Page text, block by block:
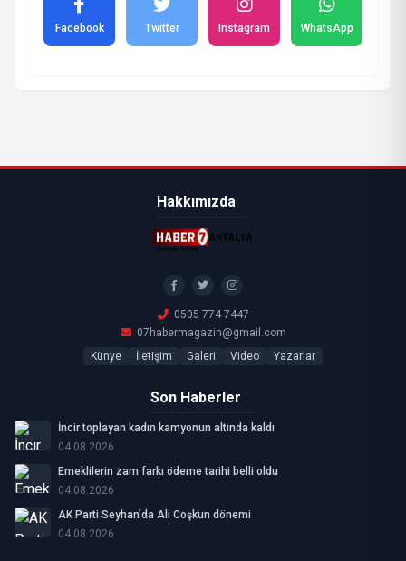
Facebook Twitter Instagram WhatsApp
Hakkımızda
0505 774 7447
07habermagazin@gmail.com
Künye
İletişim Galeri Video Yazarlar
Son Haberler
İncir toplayan kadın kamyonun altında kaldı
04.08.2026
Emeklilerin zam farkı ödeme tarihi belli oldu
04.08.2026
AK Parti Seyhan’da Ali Coşkun dönemi
04.08.2026